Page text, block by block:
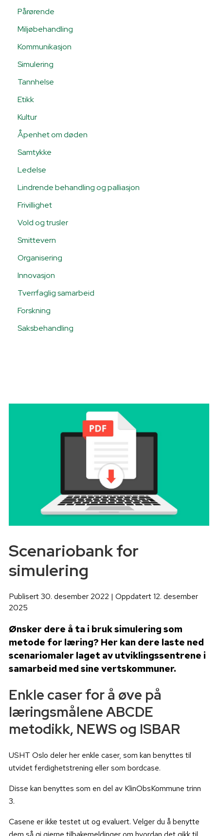
Pårørende
Miljøbehandling
Kommunikasjon
Simulering
Tannhelse
Etikk
Kultur
Åpenhet om døden
Samtykke
Ledelse
Lindrende behandling og palliasjon
Frivillighet
Vold og trusler
Smittevern
Organisering
Innovasjon
Tverrfaglig samarbeid
Forskning
Saksbehandling
Scenariobank for
simulering
Publisert 30. desember 2022 | Oppdatert 12. desember
2025
Ønsker dere å ta i bruk simulering som
metode for læring? Her kan dere laste ned
scenariomaler laget av utviklingssentrene i
samarbeid med sine vertskommuner.
Enkle caserfor å øve på
læringsmålene ABCDE
metodikk, NEWS og ISBAR
USHT Oslo deler her enkle caser, som kan benyttes til
utvidet ferdighetstrening eller som bordcase.
Disse kan benyttes som en del av KlinObsKommune trinn
3.
Casene er ikke testet ut og evaluert. Velger du å benytte